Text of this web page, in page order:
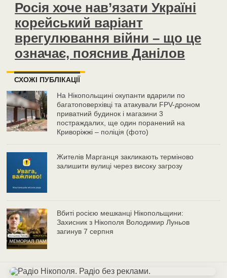
Росія хоче нав’язати Україні
корейський варіант
врегулювання війни – що це
означає, пояснив Данілов
СХОЖІ ПУБЛІКАЦІЇ
На Нікопольщині окупанти вдарили по
багатоповерхівці та атакували FPV-дроном
приватний будинок і магазини 3
постраждалих, ще один поранений на
Криворіжжі – поліція (фото)
Жителів Марганця закликають терміново
залишити вулиці через високу загрозу
Вбиті росією мешканці Нікопольщини:
Захисник з Нікополя Володимир Луньов
загинув 7 серпня